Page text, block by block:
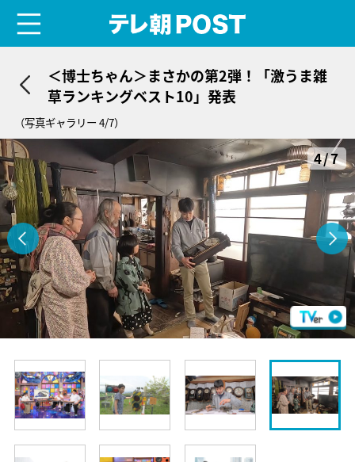
＜博士ちゃん＞まさかの第2弾！「激うま雑
草ランキングベスト10」発表
（写真ギャラリー 4/7）
4/7